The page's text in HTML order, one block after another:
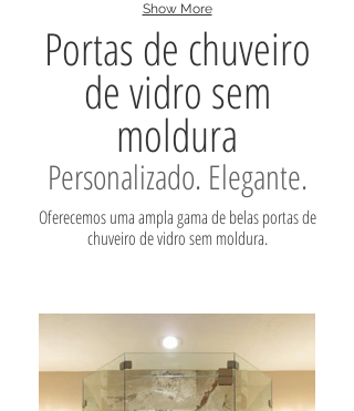
Show More
Portas de chuveiro
de vidro sem
moldura
Personalizado. Elegante.
Oferecemos uma ampla gama de belas portas de
chuveiro de vidro sem moldura.